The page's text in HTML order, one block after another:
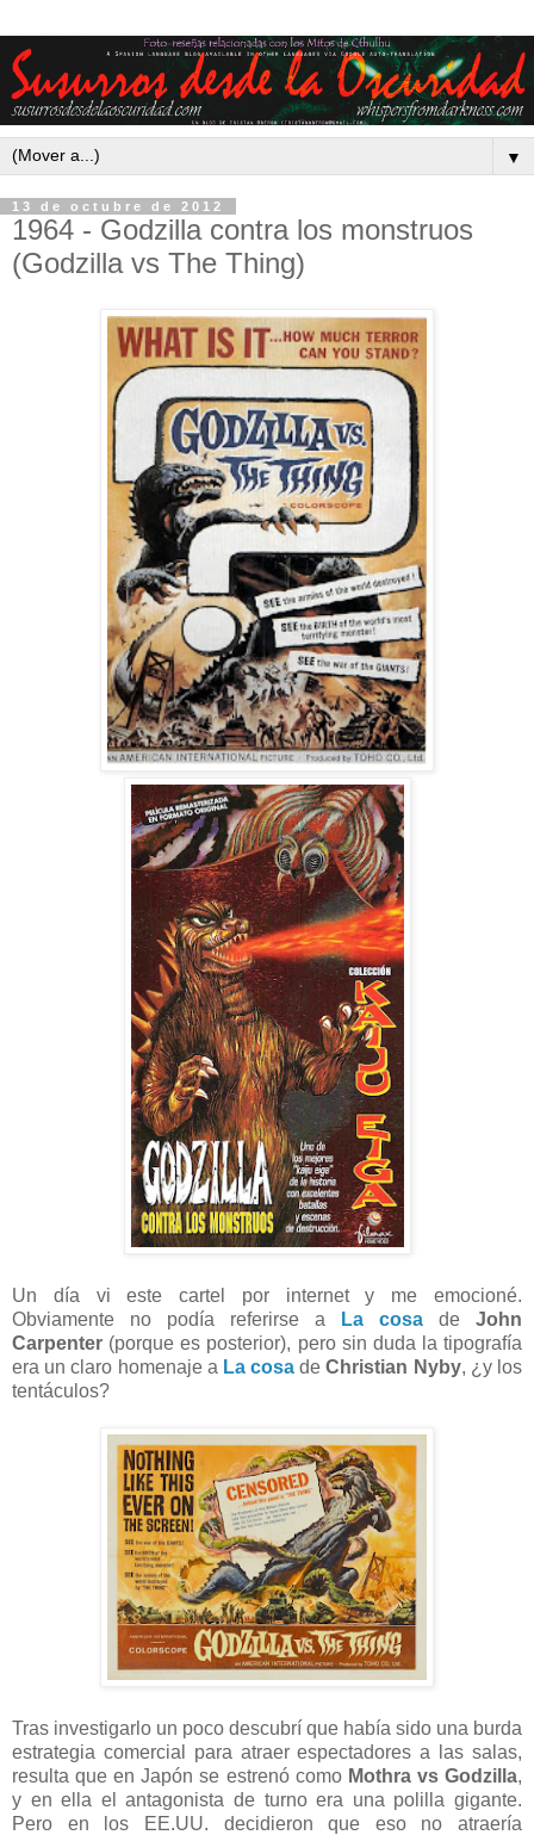
▼
13 de octubre de 2012
1964 - Godzilla contra los monstruos
(Godzilla vs The Thing)
Un día vi este cartel por internet y me emocioné.
Obviamente no podía referirse a
La cosa de John
Carpenter (porque es posterior), pero sin duda la tipografía
era un claro homenaje a La cosa deChristian Nyby, ¿y los
tentáculos?
Tras investigarlo un poco descubrí que había sido una burda
estrategia comercial para atraer espectadores a las salas,
resulta que en Japón se estrenó como Mothra vs Godzilla,
y en ella el antagonista de turno era una polilla gigante.
Pero en los EE.UU. decidieron que eso no atraería